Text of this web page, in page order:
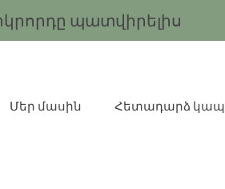
պատվիրելիս
Մեր մասին Հետադարձ կապ